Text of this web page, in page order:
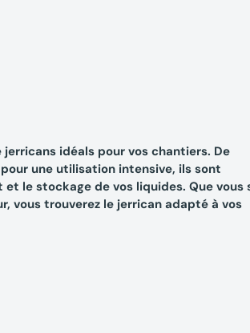
jerricans idéals pour vos chantiers. De
une utilisation intensive, ils sont
le stockage de vos liquides. Que vous
vous trouverez le jerrican adapté à vos